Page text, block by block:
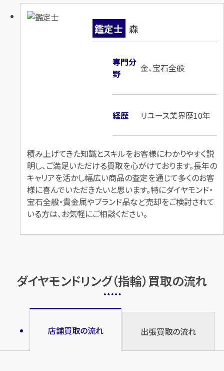
宝石・ジュエリー
ダイヤモンドリング（指
輪）
店舗買取
Pt900×ダイヤモンドリング
D2.287ct MD0.39ct
宝石・ジュエリー
ダイヤモンドリング（指
輪）
Pt900×ダイヤモンドリング
Pt900×ダイヤモンドリング
鑑定士 森
専門分
野
金、宝石全般
経歴 リユース業界歴10年
積み上げてきた知識とスキルをお客様にわかりやすく説
明し、ご満足いただける買取を心がけております。長年の
キャリアを活かし幅広い商品の査定を通じて多くのお客
様に喜んでいただきたいと思います。特にダイヤモンド・
宝石全般・貴金属やブランド品など売却をご検討されて
いる方は、お気軽にご相談ください。
ダイヤモンドリング（指輪）買取の流れ
店舗買取の流れ 出張買取の流れ